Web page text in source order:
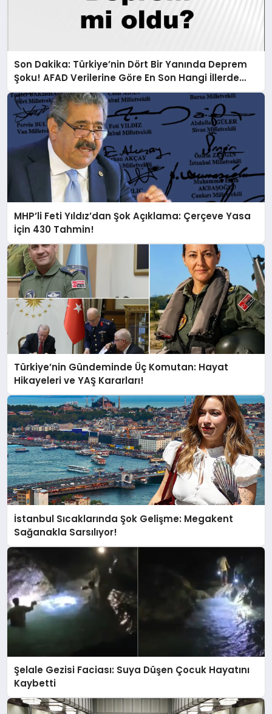
Son Dakika: Türkiye’nin Dört Bir Yanında Deprem
Şoku! AFAD Verilerine Göre En Son Hangi İllerde
Sallandı?
MHP’li Feti Yıldız’dan Şok Açıklama: Çerçeve Yasa
İçin 430 Tahmin!
Türkiye’nin Gündeminde Üç Komutan: Hayat
Hikayeleri ve YAŞ Kararları!
İstanbul Sıcaklarında Şok Gelişme: Megakent
Sağanakla Sarsılıyor!
Şelale Gezisi Faciası: Suya Düşen Çocuk Hayatını
Kaybetti